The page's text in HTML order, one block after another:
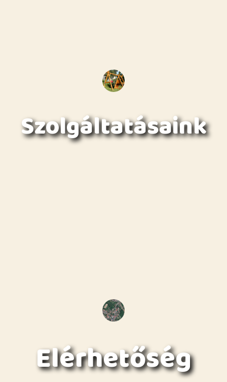
Szolgáltatásaink
Elérhetőség